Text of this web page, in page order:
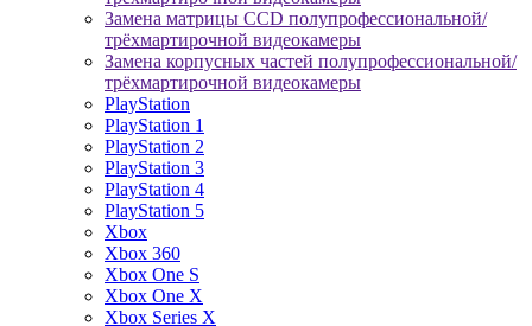
Замена матрицы CCD полупрофессиональной/
трёхмартирочной видеокамеры
Замена корпусных частей полупрофессиональной/
трёхмартирочной видеокамеры
PlayStation
PlayStation 1
PlayStation 2
PlayStation 3
PlayStation 4
PlayStation 5
Xbox
Xbox 360
Xbox One S
Xbox One X
Xbox Series X